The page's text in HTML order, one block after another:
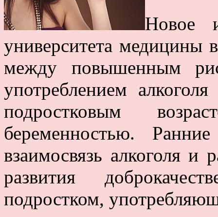
Новое
университета медицины
между повышенным
употреблением
подростковым
беременностью. Ранние
взаимосвязь алкоголя и
развития
подростком,